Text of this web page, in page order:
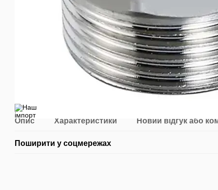
Опис Характеристики Новий відгук або
Поширити у соцмережах